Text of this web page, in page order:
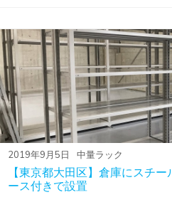
2019年9月5日 中量ラック
【東京都大田区】倉庫にスチ
ース付きで設置